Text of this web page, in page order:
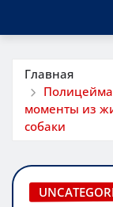
Главная
моменты из
собаки